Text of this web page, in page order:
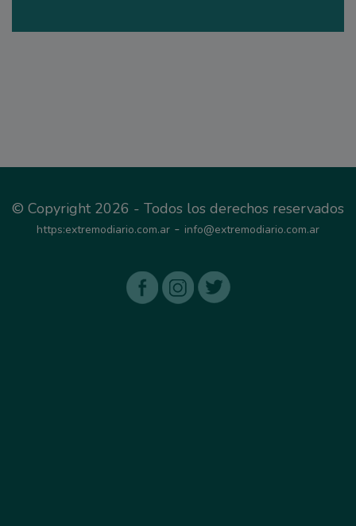
© Copyright 2026 - Todos los derechos reservados
https:extremodiario.com.ar - info@extremodiario.com.ar